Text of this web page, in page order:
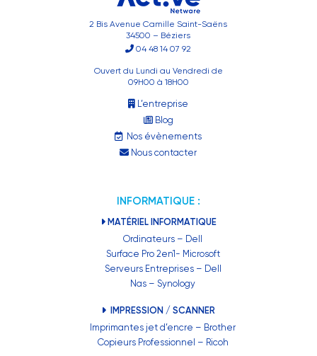
2 Bis Avenue Camille Saint-Saëns
34500 – Béziers
04 48 14 07 92
Ouvert du Lundi au Vendredi de
09H00 à 18H00
L’entreprise
Blog
Nos évènements
Nous contacter
INFORMATIQUE :
MATÉRIEL INFORMATIQUE
Ordinateurs – Dell
Surface Pro 2en1- Microsoft
Serveurs Entreprises – Dell
Nas – Synology
IMPRESSION / SCANNER
Imprimantes jet d’encre – Brother
Copieurs Professionnel – Ricoh